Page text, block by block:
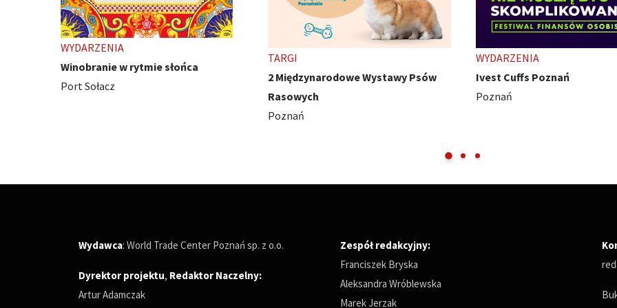
2 Międzynarodowe Wystawy Psów
WYDARZENIA
Ivest Cuffs Poznań
Poznań
TARGI
HobbyCon - z pasji się nie
Międzynarodowe Targi
Wydawca: World Trade Center Poznań sp. z o.o.
Dyrektor projektu, Redaktor Naczelny:
Artur Adamczak
Zespół redakcyjny:
Franciszek Bryska
Aleksandra Wróblewska
Marek Jerzak